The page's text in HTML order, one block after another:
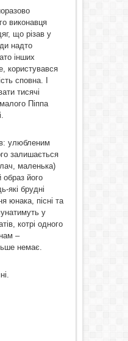
виконавця
що різав у
надто
інших
користувався
сповна. І
тисячі
Піппа
улюбленим
залишається
маленька)
образ його
які брудні
юнака, пісні та
у
котрі одного
–
немає.